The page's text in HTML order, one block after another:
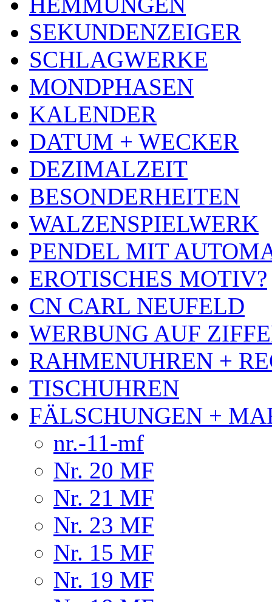
SEKUNDENZEIGER
SCHLAGWERKE
MONDPHASEN
KALENDER
DATUM + WECKER
DEZIMALZEIT
BESONDERHEITEN
WALZENSPIELWERK
PENDEL MIT
EROTISCHES MOTIV?
CN CARL NEUFELD
WERBUNG AUF
RAHMENUHREN +
TISCHUHREN
FÄLSCHUNGEN +
nr.-11-mf
Nr. 20 MF
Nr. 21 MF
Nr. 23 MF
Nr. 15 MF
Nr. 19 MF